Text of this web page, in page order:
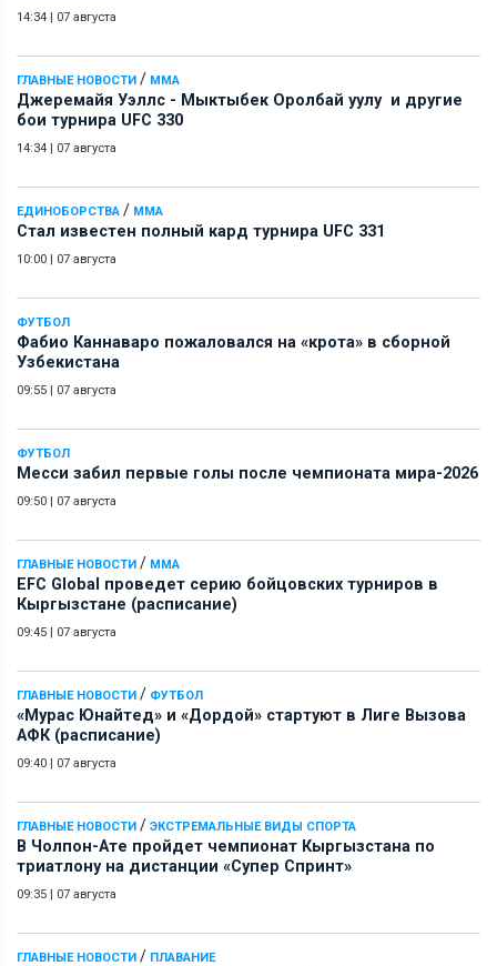
14:34 | 07 августа
ГЛАВНЫЕ НОВОСТИ / ММА
Джеремайя Уэллс - Мыктыбек Оролбай уулу и другие
бои турнира UFC 330
14:34 | 07 августа
ЕДИНОБОРСТВА / ММА
Стал известен полный кард турнира UFC 331
10:00 | 07 августа
ФУТБОЛ
Фабио Каннаваро пожаловался на «крота» в сборной
Узбекистана
09:55 | 07 августа
ФУТБОЛ
Месси забил первые голы после чемпионата мира-2026
09:50 | 07 августа
ГЛАВНЫЕ НОВОСТИ / ММА
EFC Global проведет серию бойцовских турниров в
Кыргызстане (расписание)
09:45 | 07 августа
ГЛАВНЫЕ НОВОСТИ / ФУТБОЛ
«Мурас Юнайтед» и «Дордой» стартуют в Лиге Вызова
АФК (расписание)
09:40 | 07 августа
ГЛАВНЫЕ НОВОСТИ / ЭКСТРЕМАЛЬНЫЕ ВИДЫ СПОРТА
В Чолпон-Ате пройдет чемпионат Кыргызстана по
триатлону на дистанции «Супер Спринт»
09:35 | 07 августа
ГЛАВНЫЕ НОВОСТИ / ПЛАВАНИЕ